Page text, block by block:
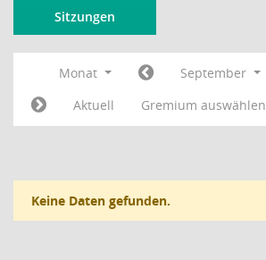
Sitzungen
Monat September
Aktuell
Gremium auswählen
Keine Daten gefunden.